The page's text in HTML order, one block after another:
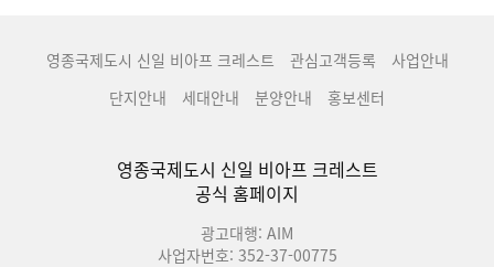
영종국제도시 신일 비아프 크레스트 관심고객등록
사업안내
단지안내
세대안내 분양안내 홍보센터
영종국제도시 신일 비아프 크레스트
공식 홈페이지
광고대행: AIM
사업자번호: 352-37-00775